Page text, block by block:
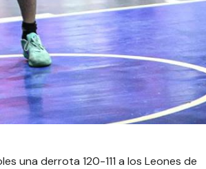
una derrota 120-111 a los Leones de